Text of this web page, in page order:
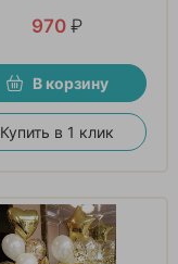
970 ₽
В корзину
Купить в 1 клик